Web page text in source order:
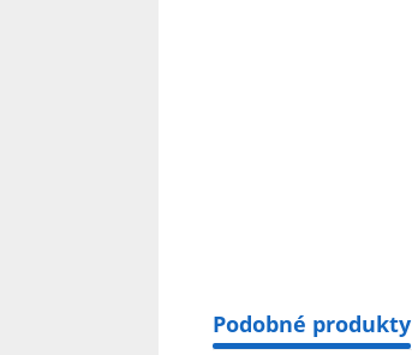
Podobné produkty